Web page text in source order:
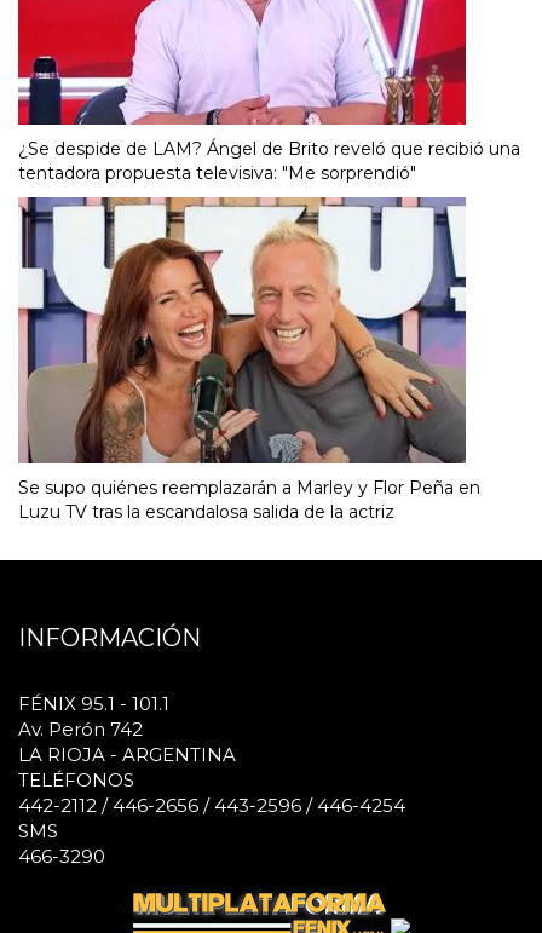
¿Se despide de LAM? Ángel de Brito reveló que recibió una
tentadora propuesta televisiva: "Me sorprendió"
Se supo quiénes reemplazarán a Marley y Flor Peña en
Luzu TV tras la escandalosa salida de la actriz
INFORMACIÓN
FÉNIX 95.1 - 101.1
Av. Perón 742
LA RIOJA - ARGENTINA
TELÉFONOS
442-2112 / 446-2656 / 443-2596 / 446-4254
SMS
466-3290